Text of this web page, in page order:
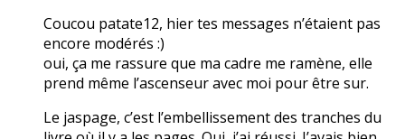
Coucou patate12, hier tes messages n’étaient pas
encore modérés :)
oui, ça me rassure que ma cadre me ramène, elle
prend même l’ascenseur avec moi pour être sur.
Le jaspage, c’est l’embellissement des tranches du